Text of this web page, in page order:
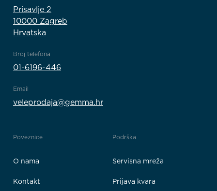
Prisavlje 2
10000 Zagreb
Hrvatska
Broj telefona
01-6196-446
Email
veleprodaja@gemma.hr
Poveznice
O nama
Kontakt
Podrška
Servisna mreža
Prijava kvara